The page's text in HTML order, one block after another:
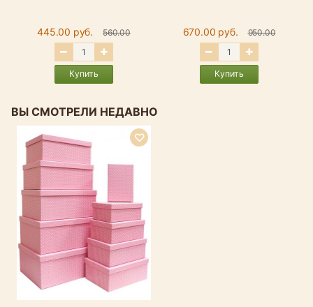
445.00 руб. 560.00
Купить
670.00 руб. 950.00
Купить
ВЫ СМОТРЕЛИ НЕДАВНО